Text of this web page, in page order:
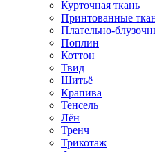
Курточная ткань
Принтованные
Плательно-
Поплин
Коттон
Твид
Шитьё
Крапива
Тенсель
Лён
Тренч
Трикотаж